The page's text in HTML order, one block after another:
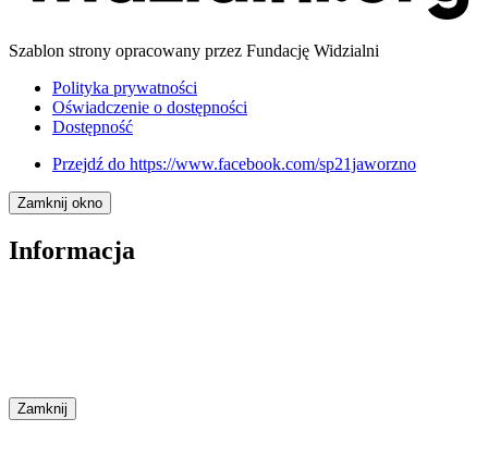
Szablon strony opracowany przez Fundację Widzialni
Polityka prywatności
Oświadczenie o dostępności
Dostępność
Przejdź do https://www.facebook.com/sp21jaworzno
Zamknij okno
Informacja
Zamknij